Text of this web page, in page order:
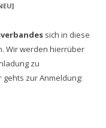
sich in diese
Wir werden hierrüber
zu
gehts zur Anmeldung: